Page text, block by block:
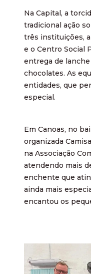
Na Capital, a
tradicional ação
três instituições, a
e o Centro Social
entrega de
chocolates. As
entidades, que
especial.
Em Canoas, no
organizada
na Associação
atendendo mais
enchente que
ainda mais
encantou os